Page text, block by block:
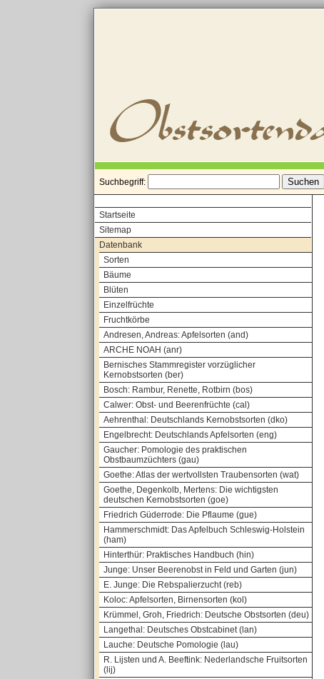
Suchbegriff:
Startseite
Sitemap
Datenbank
Sorten
Bäume
Blüten
Einzelfrüchte
Fruchtkörbe
Andresen, Andreas: Apfelsorten (and)
ARCHE NOAH (anr)
Bernisches Stammregister vorzüglicher
Kernobstsorten (ber)
Bosch: Rambur, Renette, Rotbirn (bos)
Calwer: Obst- und Beerenfrüchte (cal)
Aehrenthal: Deutschlands Kernobstsorten (dko)
Engelbrecht: Deutschlands Apfelsorten (eng)
Gaucher: Pomologie des praktischen
Obstbaumzüchters (gau)
Goethe: Atlas der wertvollsten Traubensorten (wat)
Goethe, Degenkolb, Mertens: Die wichtigsten
deutschen Kernobstsorten (goe)
Friedrich Güderrode: Die Pflaume (gue)
Hammerschmidt: Das Apfelbuch Schleswig-Holstein
(ham)
Hinterthür: Praktisches Handbuch (hin)
Junge: Unser Beerenobst in Feld und Garten (jun)
E. Junge: Die Rebspalierzucht (reb)
Koloc: Apfelsorten, Birnensorten (kol)
Krümmel, Groh, Friedrich: Deutsche Obstsorten (deu)
Langethal: Deutsches Obstcabinet (lan)
Lauche: Deutsche Pomologie (lau)
R. Lijsten und A. Beeftink: Nederlandsche Fruitsorten
(lij)